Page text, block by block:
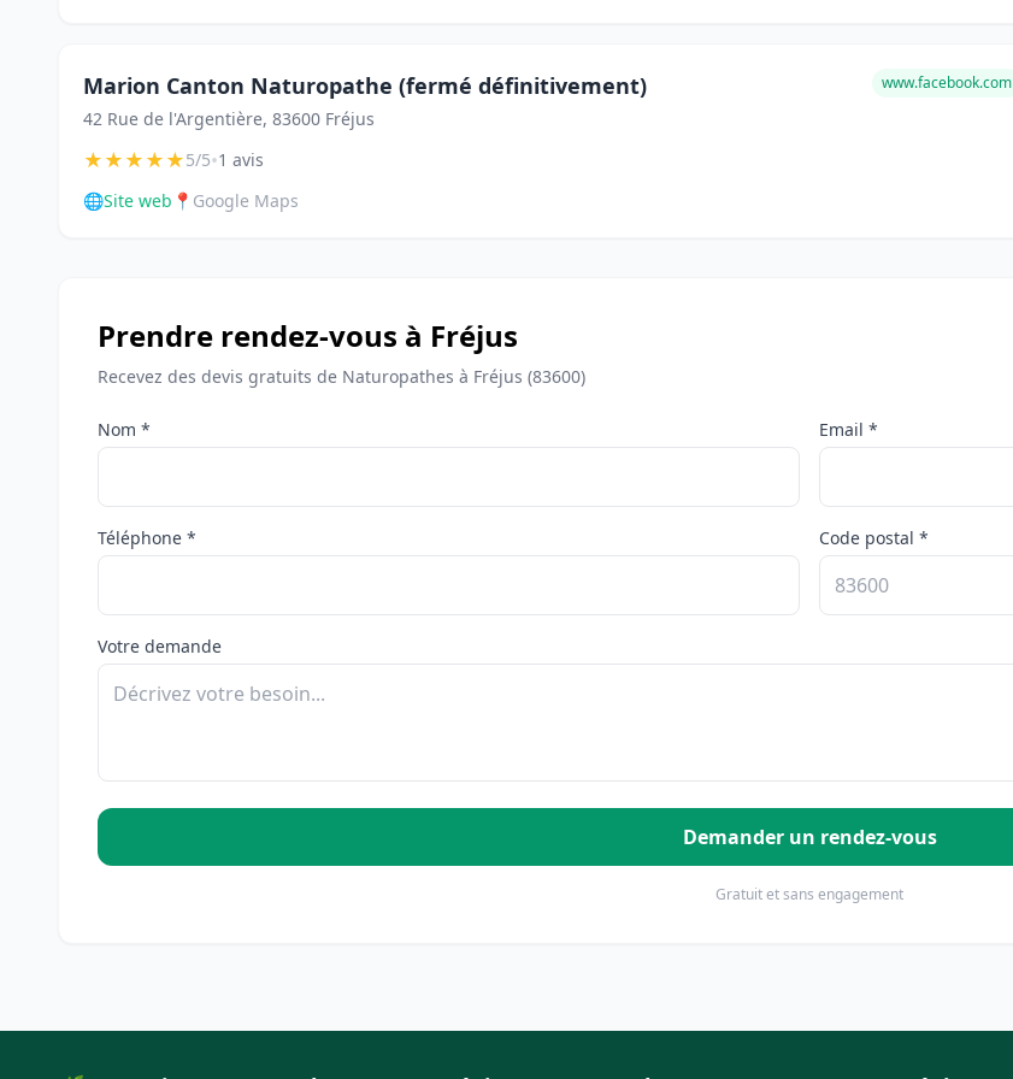
Marion Canton Naturopathe (fermé définitivement)
42 Rue de l'Argentière, 83600 Fréjus
www.facebook.com
★★★★★5/5•1 avis
🌐Site web 📍 Google Maps
Prendre rendez-vous à Fréjus
Recevez des devis gratuits de Naturopathes à Fréjus (83600)
Nom * Email *
Téléphone * Code postal *
Votre demande
Demander un rendez-vous
Gratuit et sans engagement